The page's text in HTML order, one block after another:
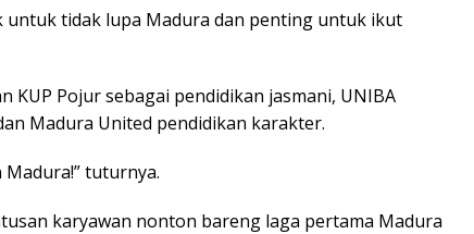
untuk tidak lupa Madura dan penting untuk ikut
KUP Pojur sebagai pendidikan jasmani, UNIBA
Madura United pendidikan karakter.
Madura!” tuturnya.
karyawan nonton bareng laga pertama Madura